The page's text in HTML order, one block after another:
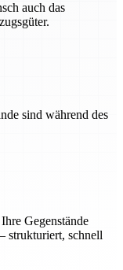
auch das
sind während des
Gegenstände
strukturiert, schnell